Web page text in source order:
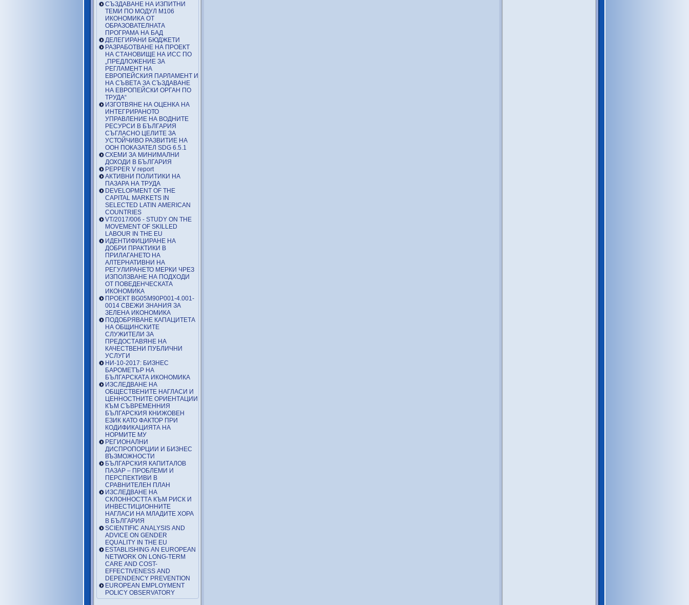
СЪЗДАВАНЕ НА ИЗПИТНИ
ТЕМИ ПО МОДУЛ М106
ИКОНОМИКА ОТ
ОБРАЗОВАТЕЛНАТА
ПРОГРАМА НА БАД
ДЕЛЕГИРАНИ БЮДЖЕТИ
РАЗРАБОТВАНЕ НА ПРОЕКТ
НА СТАНОВИЩЕ НА ИСС ПО
„ПРЕДЛОЖЕНИЕ ЗА
РЕГЛАМЕНТ НА
ЕВРОПЕЙСКИЯ ПАРЛАМЕНТ И
НА СЪВЕТА ЗА СЪЗДАВАНЕ
НА ЕВРОПЕЙСКИ ОРГАН ПО
ТРУДА“
ИЗГОТВЯНЕ НА ОЦЕНКА НА
ИНТЕГРИРАНОТО
УПРАВЛЕНИЕ НА ВОДНИТЕ
РЕСУРСИ В БЪЛГАРИЯ
СЪГЛАСНО ЦЕЛИТЕ ЗА
УСТОЙЧИВО РАЗВИТИЕ НА
ООН ПОКАЗАТЕЛ SDG 6.5.1
СХЕМИ ЗА МИНИМАЛНИ
ДОХОДИ В БЪЛГАРИЯ
PEPPER V report
АКТИВНИ ПОЛИТИКИ НА
ПАЗАРА НА ТРУДА
DEVELOPMENT OF THE
CAPITAL MARKETS IN
SELECTED LATIN AMERICAN
COUNTRIES
VT/2017/006 - STUDY ON THE
MOVEMENT OF SKILLED
LABOUR IN THE EU
ИДЕНТИФИЦИРАНЕ НА
ДОБРИ ПРАКТИКИ В
ПРИЛАГАНЕТО НА
АЛТЕРНАТИВНИ НА
РЕГУЛИРАНЕТО МЕРКИ ЧРЕЗ
ИЗПОЛЗВАНЕ НА ПОДХОДИ
ОТ ПОВЕДЕНЧЕСКАТА
ИКОНОМИКА
ПРОЕКТ BG05M90P001-4.001-
0014 СВЕЖИ ЗНАНИЯ ЗА
ЗЕЛЕНА ИКОНОМИКА
ПОДОБРЯВАНЕ КАПАЦИТЕТА
НА ОБЩИНСКИТЕ
СЛУЖИТЕЛИ ЗА
ПРЕДОСТАВЯНЕ НА
КАЧЕСТВЕНИ ПУБЛИЧНИ
УСЛУГИ
НИ-10-2017: БИЗНЕС
БАРОМЕТЪР НА
БЪЛГАРСКАТА ИКОНОМИКА
ИЗСЛЕДВАНЕ НА
ОБЩЕСТВЕНИТЕ НАГЛАСИ И
ЦЕННОСТНИТЕ ОРИЕНТАЦИИ
КЪМ СЪВРЕМЕННИЯ
БЪЛГАРСКИЯ КНИЖОВЕН
ЕЗИК КАТО ФАКТОР ПРИ
КОДИФИКАЦИЯТА НА
НОРМИТЕ МУ
РЕГИОНАЛНИ
ДИСПРОПОРЦИИ И БИЗНЕС
ВЪЗМОЖНОСТИ
БЪЛГАРСКИЯ КАПИТАЛОВ
ПАЗАР – ПРОБЛЕМИ И
ПЕРСПЕКТИВИ В
СРАВНИТЕЛЕН ПЛАН
ИЗСЛЕДВАНЕ НА
СКЛОННОСТТА КЪМ РИСК И
ИНВЕСТИЦИОННИТЕ
НАГЛАСИ НА МЛАДИТЕ ХОРА
В БЪЛГАРИЯ
SCIENTIFIC ANALYSIS AND
ADVICE ON GENDER
EQUALITY IN THE EU
ESTABLISHING AN EUROPEAN
NETWORK ON LONG-TERM
CARE AND COST-
EFFECTIVENESS AND
DEPENDENCY PREVENTION
EUROPEAN EMPLOYMENT
POLICY OBSERVATORY